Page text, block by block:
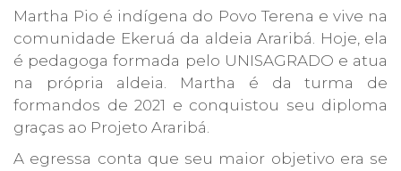
Martha Pio é indígena do Povo Terena e vive na
comunidade Ekeruá da aldeia Araribá. Hoje, ela
é pedagoga formada pelo UNISAGRADO e atua
na própria aldeia. Martha é da turma de
formandos de 2021 e conquistou seu diploma
graças ao Projeto Araribá.
A egressa conta que seu maior objetivo era se